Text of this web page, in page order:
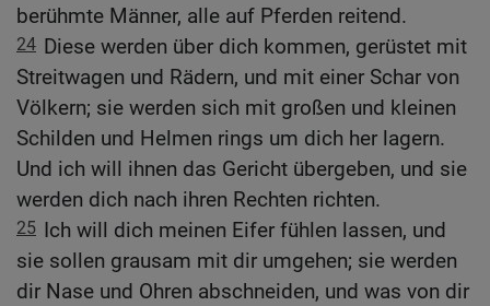
berühmte Männer, alle auf Pferden reitend.
24 Diese werden über dich kommen, gerüstet mit
Streitwagen und Rädern, und mit einer Schar von
Völkern; sie werden sich mit großen und kleinen
Schilden und Helmen rings um dich her lagern.
Und ich will ihnen das Gericht übergeben, und sie
werden dich nach ihren Rechten richten.
25 Ich will dich meinen Eifer fühlen lassen, und
sie sollen grausam mit dir umgehen; sie werden
dir Nase und Ohren abschneiden, und was von dir